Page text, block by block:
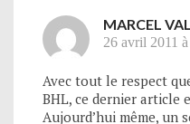
MARCEL
26 avril 2011
Avec tout le respect
BHL, ce dernier article
Aujourd’hui même, un